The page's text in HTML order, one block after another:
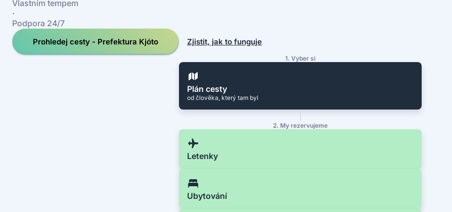
Vlastním tempem
·
Podpora 24/7
Prohledej cesty - Prefektura Kjóto Zjistit, jak to funguje
1. Vyber si
Plán cesty
od člověka, který tam byl
2. My rezervujeme
Letenky
Ubytování